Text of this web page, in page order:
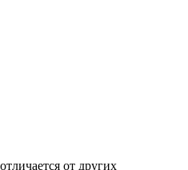
от других